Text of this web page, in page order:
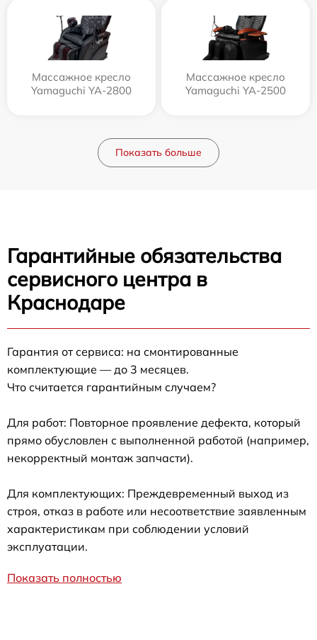
Массажное кресло
Yamaguchi YA-2800
Массажное кресло
Yamaguchi YA-2500
Показать больше
Гарантийные обязательства
сервисного центра в
Краснодаре
Гарантия от сервиса: на смонтированные
комплектующие — до 3 месяцев.
Что считается гарантийным случаем?
Для работ: Повторное проявление дефекта, который
прямо обусловлен с выполненной работой (например,
некорректный монтаж запчасти).
Для комплектующих: Преждевременный выход из
строя, отказ в работе или несоответствие заявленным
характеристикам при соблюдении условий
эксплуатации.
Показать полностью